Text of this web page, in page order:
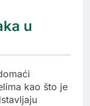
u
kao što je